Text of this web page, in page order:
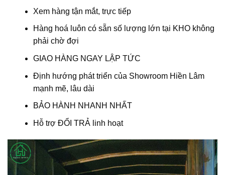
Xem hàng tận mắt, trực tiếp
Hàng hoá luôn có sẵn số lượng lớn tại KHO không
phải chờ đợi
GIAO HÀNG NGAY LẬP TỨC
Định hướng phát triển của Showroom Hiền Lâm
mạnh mẽ, lâu dài
BẢO HÀNH NHANH NHẤT
Hỗ trợ ĐỔI TRẢ linh hoạt